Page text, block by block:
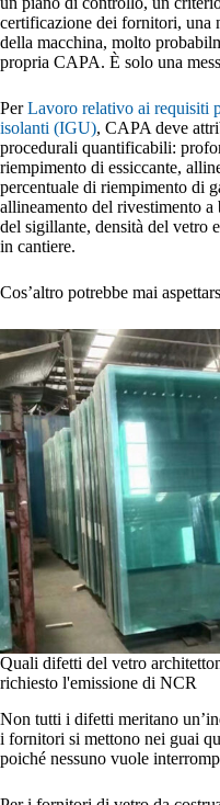
certificazione dei fornitori, una
della macchina, molto
propria CAPA. È solo una
PerLavoro relativo ai requisiti
isolanti (IGU), CAPA deve
procedurali quantificabili:
riempimento di essiccante,
percentuale di riempimento di
allineamento del rivestimento
del sigillante, densità del vetro
in cantiere.
Cos’altro potrebbe mai
Quali difetti del vetro
richiesto l'emissione di NCR
Non tutti i difetti meritano
i fornitori si mettono nei guai
poiché nessuno vuole